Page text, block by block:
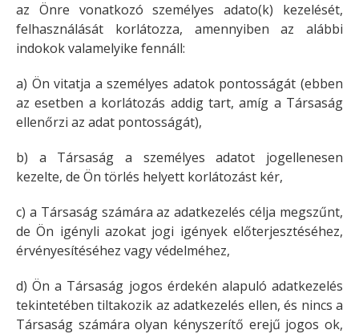
az Önre vonatkozó személyes adato(k) kezelését,
felhasználását korlátozza, amennyiben az alábbi
indokok valamelyike fennáll:
a) Ön vitatja a személyes adatok pontosságát (ebben
az esetben a korlátozás addig tart, amíg a Társaság
ellenőrzi az adat pontosságát),
b) a Társaság a személyes adatot jogellenesen
kezelte, de Ön törlés helyett korlátozást kér,
c) a Társaság számára az adatkezelés célja megszűnt,
de Ön igényli azokat jogi igények előterjesztéséhez,
érvényesítéséhez vagy védelméhez,
d) Ön a Társaság jogos érdekén alapuló adatkezelés
tekintetében tiltakozik az adatkezelés ellen, és nincs a
Társaság számára olyan kényszerítő erejű jogos ok,